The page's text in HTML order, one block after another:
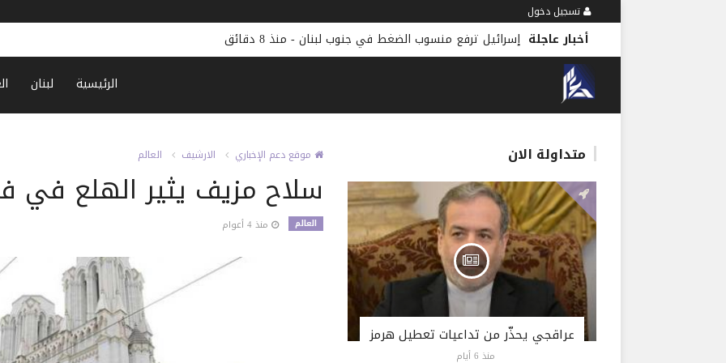
تسجيل دخول
أخبار عاجلة إسرائيل ترفع منسوب الضغط في جنوب لبنان- منذ 8 دقائق
الرئيسية لبنان
موقع دعم الإخباري الارشيف العالم
سلاح مزيف يثير الهلع في
العالم منذ 4 أعوام
متداولة الان
عراقجي يحذّر من تداعيات تعطيل هرمز
منذ 6 أيام